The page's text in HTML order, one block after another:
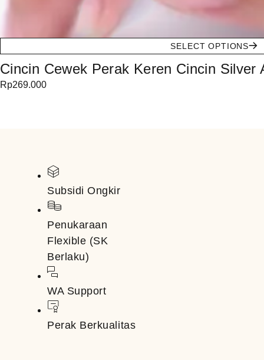
SELECT OPTIONS
Cincin Cewek Perak Keren Cincin Silver
Rp269.000
Subsidi Ongkir
Penukaraan
Flexible (SK
Berlaku)
WA Support
Perak Berkualitas